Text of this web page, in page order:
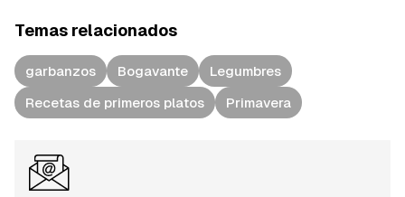
Temas relacionados
garbanzos Bogavante
Legumbres
Recetas de primeros platos
Primavera